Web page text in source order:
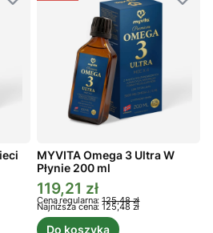
MYVITA Omega 3 Ultra W
Płynie 200 ml
Cena promocyjna
119,21 zł
Cena regularna: 125,48 zł
Najniższa cena: 125,48 zł
Do koszyka